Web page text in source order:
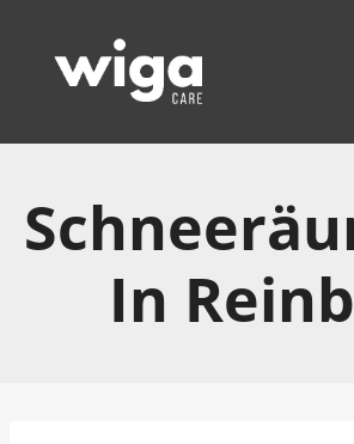
Inhalt
springen
In